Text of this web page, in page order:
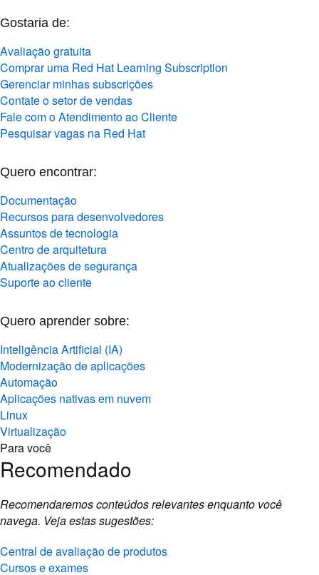
Gostaria de:
Avaliação gratuita
Comprar uma Red Hat Learning Subscription
Gerenciar minhas subscrições
Contate o setor de vendas
Fale com o Atendimento ao Cliente
Pesquisar vagas na Red Hat
Quero encontrar:
Documentação
Recursos para desenvolvedores
Assuntos de tecnologia
Centro de arquitetura
Atualizações de segurança
Suporte ao cliente
Quero aprender sobre:
Inteligência Artificial (IA)
Modernização de aplicações
Automação
Aplicações nativas em nuvem
Linux
Virtualização
Para você
Recomendado
Recomendaremos conteúdos relevantes enquanto você
navega. Veja estas sugestões:
Central de avaliação de produtos
Cursos e exames